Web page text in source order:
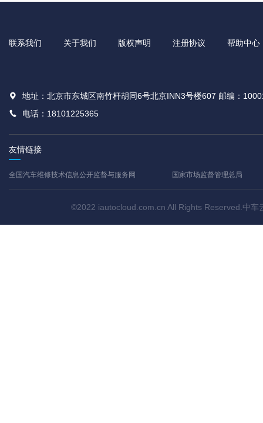
联系我们 关于我们 版权声明 注册协议 帮助中心
地址：北京市东城区南竹杆胡同6号北京INN3号楼607 邮编：
电话：18101225365
友情链接
全国汽车维修技术信息公开监督与服务网 国家市场监督管理总局
©2022 iautocloud.com.cn All Rights Reserved.中